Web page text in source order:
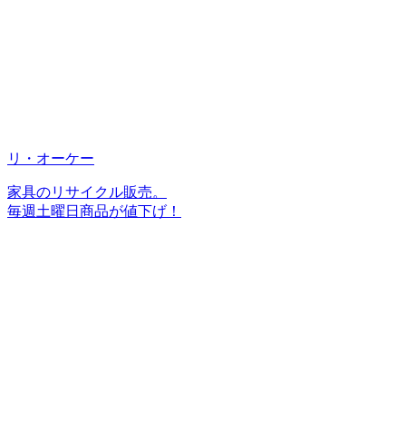
リ・オーケー
家具のリサイクル販売。
毎週土曜日商品が値下げ！